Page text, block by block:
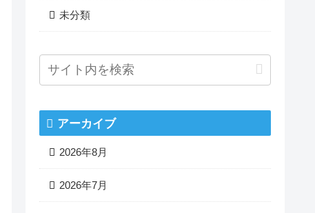
未分類
アーカイブ
2026年8月
2026年7月